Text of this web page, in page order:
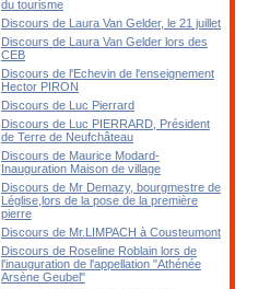
du tourisme
Discours de Laura Van Gelder, le 21 juillet
Discours de Laura Van Gelder lors des
CEB
Discours de l'Echevin de l'enseignement
Hector PIRON
Discours de Luc Pierrard
Discours de Luc PIERRARD, Président
de Terre de Neufchâteau
Discours de Maurice Modard-
Inauguration Maison de village
Discours de Mr Demazy, bourgmestre de
Léglise,lors de la pose de la première
pierre
Discours de Mr.LIMPACH à Cousteumont
Discours de Roseline Roblain lors de
l'inauguration de l'appellation "Athénée
Arsène Geubel"